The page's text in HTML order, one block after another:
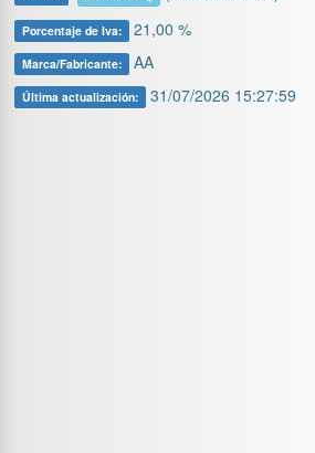
Porcentaje de Iva: 21,00 %
Marca/Fabricante: AA
Última actualización: 31/07/2026 15:27:59